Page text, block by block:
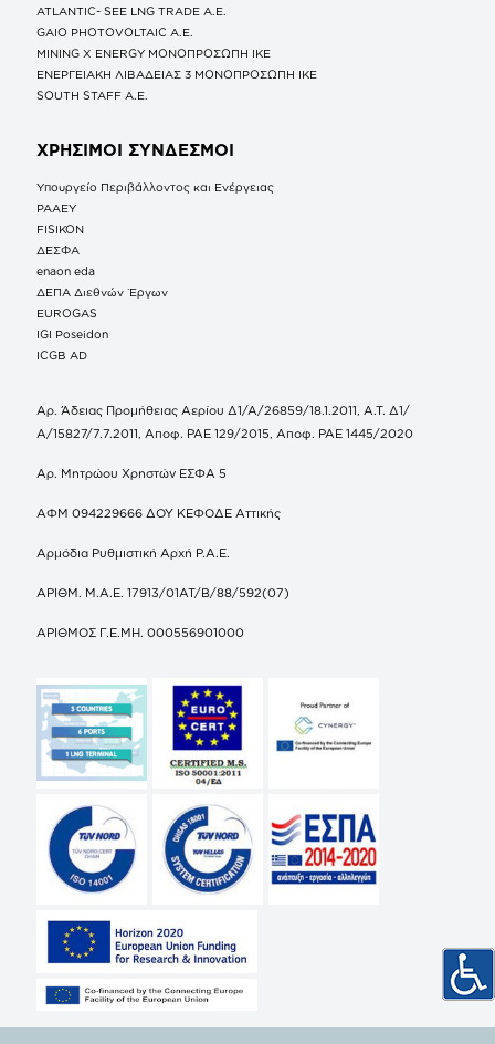
ATLANTIC- SEE LNG TRADE A.E.
GAIO PHOTOVOLTAIC Α.Ε.
MINING X ENERGY ΜΟΝΟΠΡΟΣΩΠΗ ΙΚΕ
ΕΝΕΡΓΕΙΑΚΗ ΛΙΒΑΔΕΙΑΣ 3 ΜΟΝΟΠΡΟΣΩΠΗ ΙΚΕ
SOUTH STAFF Α.Ε.
ΧΡΗΣΙΜΟΙ ΣΥΝΔΕΣΜΟΙ
Υπουργείο Περιβάλλοντος και Ενέργειας
ΡΑΑΕΥ
FISIKON
ΔΕΣΦΑ
enaon eda
ΔΕΠΑ Διεθνών Έργων
EUROGAS
IGI Poseidon
ICGB AD
Αρ. Άδειας Προμήθειας Αερίου Δ1/Α/26859/18.1.2011, Α.Τ. Δ1/
Α/15827/7.7.2011, Αποφ. ΡΑΕ 129/2015, Αποφ. ΡΑΕ 1445/2020
Αρ. Μητρώου Χρηστών ΕΣΦΑ 5
ΑΦΜ 094229666 ΔΟΥ ΚΕΦΟΔΕ Αττικής
Αρμόδια Ρυθμιστική Αρχή Ρ.Α.Ε.
ΑΡΙΘΜ. Μ.Α.Ε. 17913/01ΑΤ/Β/88/592(07)
ΑΡΙΘΜΟΣ Γ.Ε.ΜΗ. 000556901000